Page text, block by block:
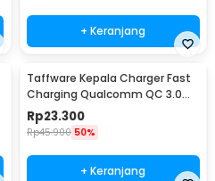
+ Keranjang
Taffware Kepala Charger Fast
Charging Qualcomm QC 3.0
USB 3 Port USB - AR-QC-03
Rp23.300
Rp45.900 50%
+ Keranjang